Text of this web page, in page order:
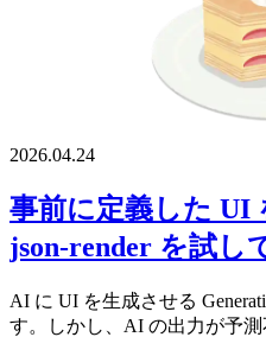
2026.04.24
事前に定義した UI
json-render を試し
AI に UI を生成させる
す。しかし、AI の出力が予